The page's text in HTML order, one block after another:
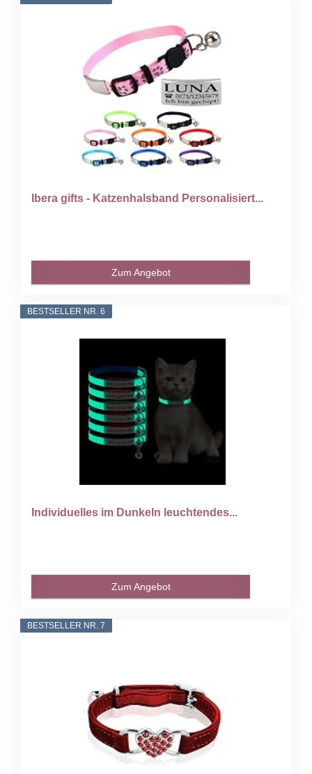
Ibera gifts - Katzenhalsband Personalisiert...
Zum Angebot
BESTSELLER NR. 6
Individuelles im Dunkeln leuchtendes...
Zum Angebot
BESTSELLER NR. 7